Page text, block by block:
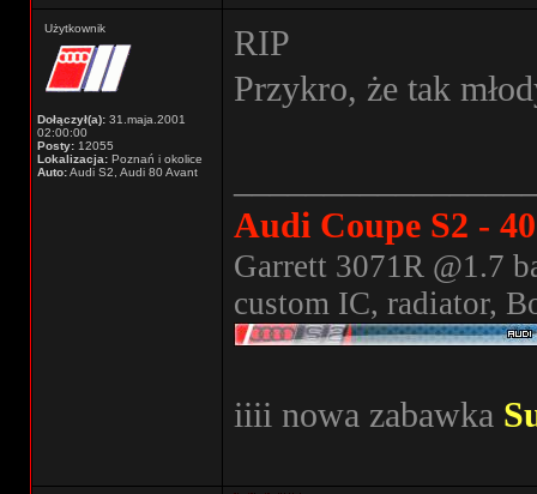
Użytkownik
Dołączył(a): 31.maja.2001
02:00:00
Posty: 12055
Lokalizacja: Poznań i okolice
Auto:Audi S2, Audi 80 Avant
RIP
Przykro, że tak
Audi Coupe S2 -
Garrett 3071R @1.7
custom IC, radiator,
iiii nowa zabawka